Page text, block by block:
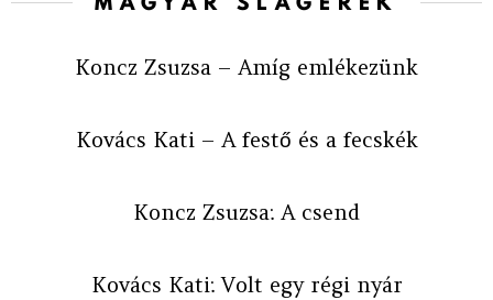
Koncz Zsuzsa – Amíg emlékezünk
Kovács Kati – A festő és a fecskék
Koncz Zsuzsa: A csend
Kovács Kati: Volt egy régi nyár